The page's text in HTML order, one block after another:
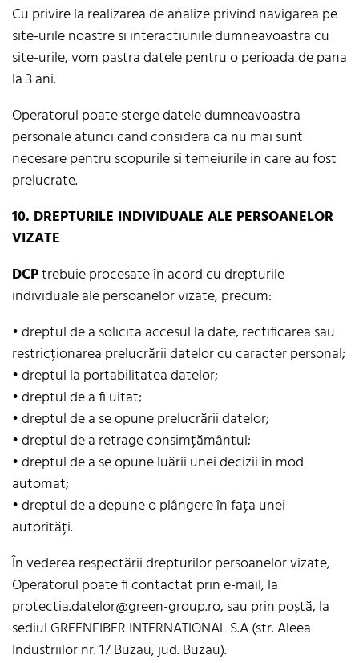
Cu privire la realizarea de analize privind navigarea pe
site-urile noastre si interactiunile dumneavoastra cu
site-urile, vom pastra datele pentru o perioada de pana
la 3 ani.
Operatorul poate sterge datele dumneavoastra
personale atunci cand considera ca nu mai sunt
necesare pentru scopurile si temeiurile in care au fost
prelucrate.
10. DREPTURILE INDIVIDUALE ALE PERSOANELOR
VIZATE
DCPtrebuie procesate în acord cu drepturile
individuale ale persoanelor vizate, precum:
• dreptul de a solicita accesul la date, rectificarea sau
restricționarea prelucrării datelor cu caracter personal;
• dreptul la portabilitatea datelor;
• dreptul de a fi uitat;
• dreptul de a se opune prelucrării datelor;
• dreptul de a retrage consimțământul;
• dreptul de a se opune luării unei decizii în mod
automat;
• dreptul de a depune o plângere în fața unei
autorități.
În vederea respectării drepturilor persoanelor vizate,
Operatorul poate fi contactat prin e-mail, la
protectia.datelor@green-group.ro, sau prin poștă, la
sediul GREENFIBER INTERNATIONAL S.A (str. Aleea
Industriilor nr. 17 Buzau, jud. Buzau).